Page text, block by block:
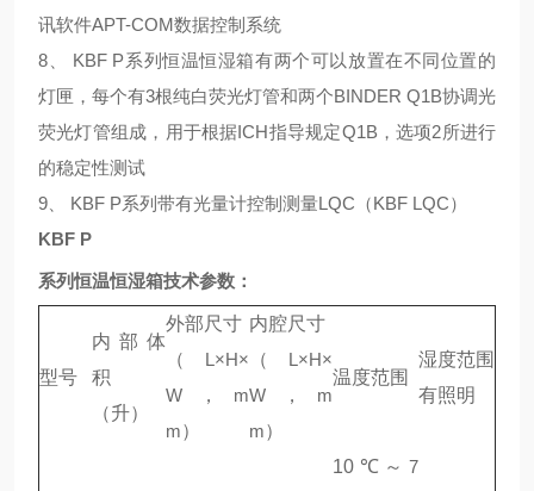
讯软件APT-COM数据控制系统
8
KBF P系列恒温恒湿箱有两个可以放置在不同位置的
灯匣，每个有3根纯白荧光灯管和两个BINDER Q1B协调光
荧光灯管组成，用于根据ICH指导规定Q1B ，选项2所进行
的稳定性测试
9
KBF P系列带有光量计控制测量LQC（KBF LQC）
KBF P
系列恒温恒湿箱技术参数：
型号
内部体
积
（升）
外部尺寸
（ L×H×
W ， m
m）
内腔尺寸
（ L×H×
W ， m
m）
温度范围
湿度范围
有照明
10 ℃～ 7